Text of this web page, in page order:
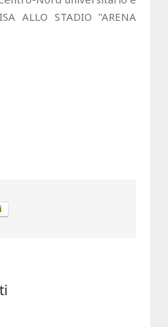
ALLO STADIO "ARENA